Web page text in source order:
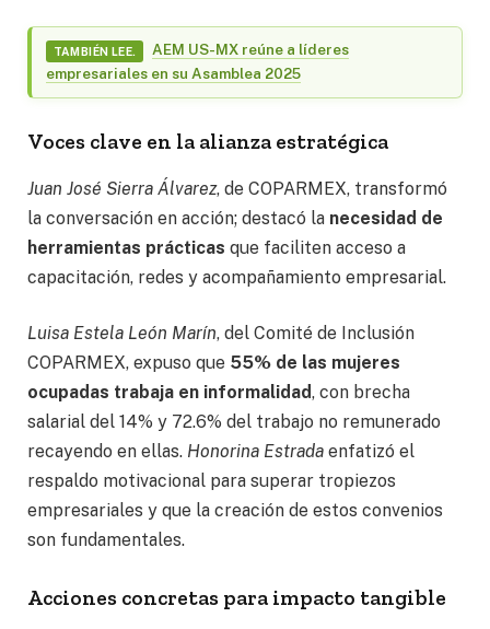
TAMBIÉN LEE.
AEM US-MX reúne a líderes
empresariales en su Asamblea 2025
Voces clave en la alianza estratégica
Juan José Sierra Álvarez, de COPARMEX, transformó
la conversación en acción; destacó la necesidad de
herramientas prácticas que faciliten acceso a
capacitación, redes y acompañamiento empresarial.
Luisa Estela León Marín, del Comité de Inclusión
COPARMEX, expuso que 55% de las mujeres
ocupadas trabaja en informalidad, con brecha
salarial del 14% y 72.6% del trabajo no remunerado
recayendo en ellas. Honorina Estrada enfatizó el
respaldo motivacional para superar tropiezos
empresariales y que la creación de estos convenios
son fundamentales.
Acciones concretas para impacto tangible